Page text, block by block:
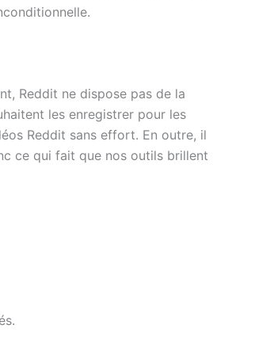
Reddit ne dispose pas de la
les enregistrer pour les
Reddit sans effort. En outre, il
ce qui fait que nos outils brillent